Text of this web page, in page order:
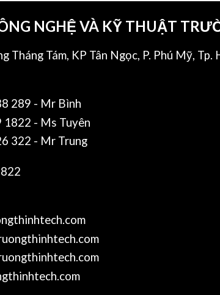
NGHỆ VÀ KỸ THUẬT
Tháng Tám, KP Tân Ngọc, P. Phú Mỹ, Tp.
289 - Mr Bình
1822 - Ms Tuyên
322 - Mr Trung